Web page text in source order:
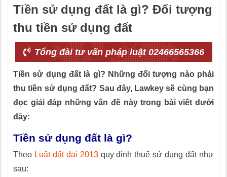
Tiền sử dụng đất là gì? Đối tượng
thu tiền sử dụng đất
Tổng đài tư vấn pháp luật 02466565366
Tiền sử dụng đất là gì? Những đối tượng nào phải
thu tiền sử dụng đất? Sau đây, Lawkey sẽ cùng bạn
đọc giải đáp những vấn đề này trong bài viết dưới
đây:
Tiền sử dụng đất là gì?
Theo Luật đất đai 2013quy định thuế sử dụng đất như
sau: